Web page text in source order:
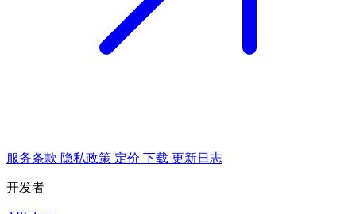
服务条款 隐私政策 定价 下载 更新日志
开发者